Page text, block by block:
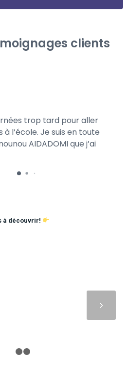
clients
trop tard pour aller
l’école. Je suis en toute
AIDADOMI que j’ai
à découvrir!